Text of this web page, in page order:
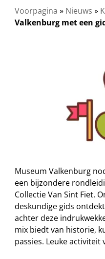
Voorpagina » Nieuws »
Valkenburg met een
Museum Valkenburg
een bijzondere
Collectie Van Sint Fiet.
deskundige gids
achter deze
mix biedt van historie,
passies. Leuke